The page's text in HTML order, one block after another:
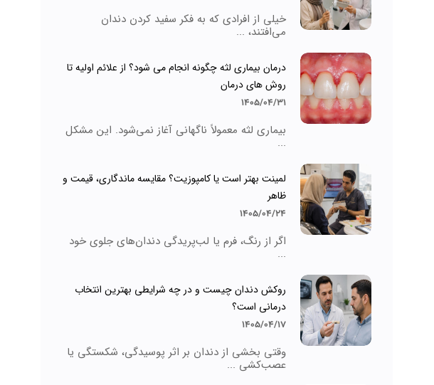
خیلی از افرادی که به فکر سفید کردن دندان
می‌افتند، ...
درمان بیماری لثه چگونه انجام می شود؟ از علائم اولیه تا
روش های درمان
1405/04/31
بیماری لثه معمولاً ناگهانی آغاز نمی‌شود. این مشکل
...
لمینت بهتر است یا کامپوزیت؟ مقایسه ماندگاری، قیمت و
ظاهر
1405/04/24
اگر از رنگ، فرم یا لب‌پریدگی دندان‌های جلوی خود
...
روکش دندان چیست و در چه شرایطی بهترین انتخاب
درمانی است؟
1405/04/17
وقتی بخشی از دندان بر اثر پوسیدگی، شکستگی یا
عصب‌کشی ...